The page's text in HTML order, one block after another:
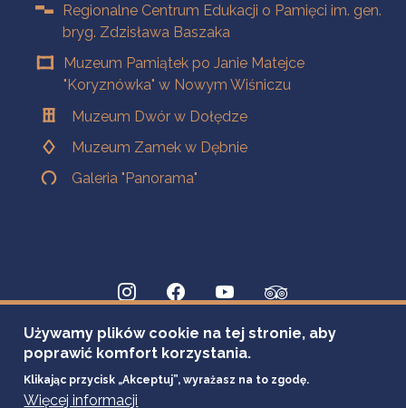
Regionalne Centrum Edukacji o Pamięci im. gen.
bryg. Zdzisława Baszaka
Muzeum Pamiątek po Janie Matejce
"Koryznówka" w Nowym Wiśniczu
Muzeum Dwór w Dołędze
Muzeum Zamek w Dębnie
Galeria "Panorama"
Używamy plików cookie na tej stronie, aby
poprawić komfort korzystania.
Klikając przycisk „Akceptuj”, wyrażasz na to zgodę.
Więcej informacji